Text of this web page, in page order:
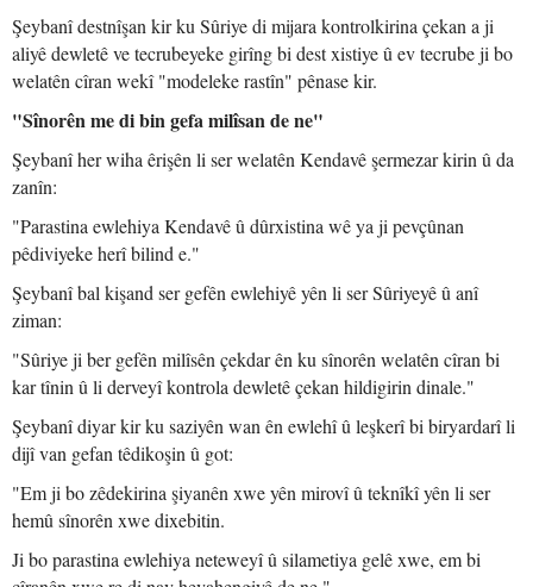
Şeybanî destnîşan kir ku Sûriye di mijara kontrolkirina çekan a ji
aliyê dewletê ve tecrubeyeke girîng bi dest xistiye û ev tecrube ji bo
welatên cîran wekî "modeleke rastîn" pênase kir.
"Sînorên me di bin gefa milîsan de ne"
Şeybanî her wiha êrişên li ser welatên Kendavê şermezar kirin û da
zanîn:
"Parastina ewlehiya Kendavê û dûrxistina wê ya ji pevçûnan
pêdiviyeke herî bilind e."
Şeybanî bal kişand ser gefên ewlehiyê yên li ser Sûriyeyê û anî
ziman:
"Sûriye ji ber gefên milîsên çekdar ên ku sînorên welatên cîran bi
kar tînin û li derveyî kontrola dewletê çekan hildigirin dinale."
Şeybanî diyar kir ku saziyên wan ên ewlehî û leşkerî bi biryardarî li
dijî van gefan têdikoşin û got:
"Em ji bo zêdekirina şiyanên xwe yên mirovî û teknîkî yên li ser
hemû sînorên xwe dixebitin.
Ji bo parastina ewlehiya neteweyî û silametiya gelê xwe, em bi